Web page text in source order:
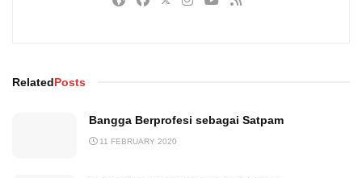
RelatedPosts
Bangga Berprofesi sebagai Satpam
11 FEBRUARY 2020